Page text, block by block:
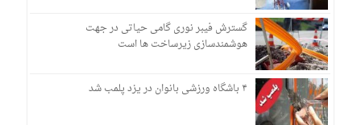
گسترش فیبر نوری گامی حیاتی در جهت
هوشمندسازی زیرساخت ها است
۴ باشگاه ورزشی بانوان در یزد پلمب شد